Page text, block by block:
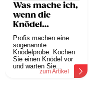
Was mache ich,
wenn die
Knödel
zerfallen?
Profis machen eine
sogenannte
Knödelprobe. Kochen
Sie einen Knödel vor
und warten Sie...
zum Artikel